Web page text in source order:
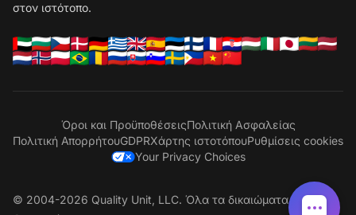
στον ιστότοπο.
Όροι και ΠροϋποθέσειςΠολιτική Ασφαλείας
Πολιτική ΑπορρήτουGDPRΧάρτης ιστοτόπουΡυθμίσεις cookies
Your Privacy Choices
© 2004-2026 Quality Unit, LLC. Όλα τα δικαιώματα